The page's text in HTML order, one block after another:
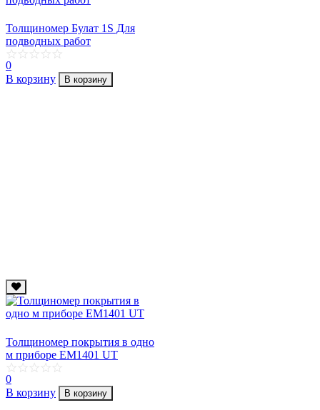
Толщиномер Булат 1S Для
подводных работ
0
В корзину
В корзину
Толщиномер покрытия в одно
м приборе EM1401 UT
0
В корзину
В корзину